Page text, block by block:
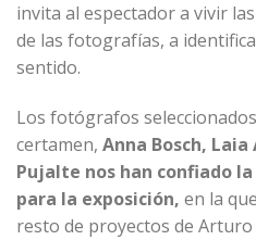
invita al espectador a vivir
de las fotografías, a
sentido.
Los fotógrafos
certamen, Anna Bosch,
Pujalte nos han confiado
para la exposición, en la
resto de proyectos de Arturo